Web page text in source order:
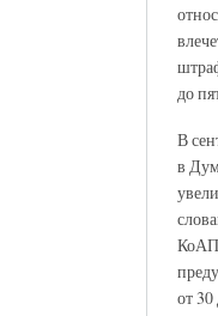
до
В
в
КоАП
от 30